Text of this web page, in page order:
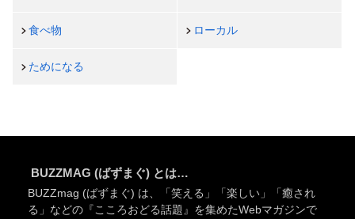
食べ物 ローカル
ためになる
BUZZMAG (ばずまぐ) とは…
BUZZmag (ばずまぐ) は、「笑える」「楽しい」「癒され
る」などの『こころおどる話題』を集めたWebマガジンで